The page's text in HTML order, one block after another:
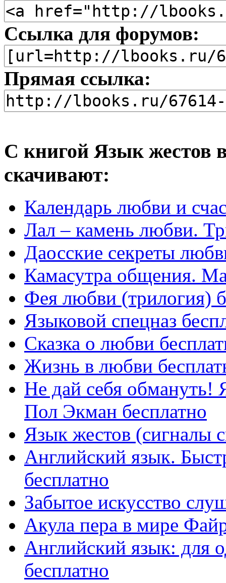
Ссылка для форумов:
Прямая ссылка:
С книгой Язык жестов
скачивают:
Календарь любви и
Лал – камень любви.
Даосские секреты
Камасутра общения.
Фея любви (трилогия)
Языковой спецназ
Сказка о любви
Жизнь в любви
Не дай себя обмануть!
Пол Экман бесплатно
Язык жестов (сигналы
Английский язык.
бесплатно
Забытое искусство
Акула пера в мире
Английский язык: для
бесплатно